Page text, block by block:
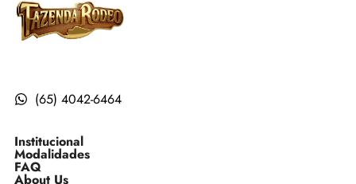
(65) 4042-6464
Institucional
Modalidades
FAQ
About Us